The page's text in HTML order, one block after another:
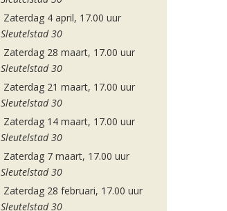
Zaterdag 4 april, 17.00 uur
Sleutelstad 30
Zaterdag 28 maart, 17.00 uur
Sleutelstad 30
Zaterdag 21 maart, 17.00 uur
Sleutelstad 30
Zaterdag 14 maart, 17.00 uur
Sleutelstad 30
Zaterdag 7 maart, 17.00 uur
Sleutelstad 30
Zaterdag 28 februari, 17.00 uur
Sleutelstad 30